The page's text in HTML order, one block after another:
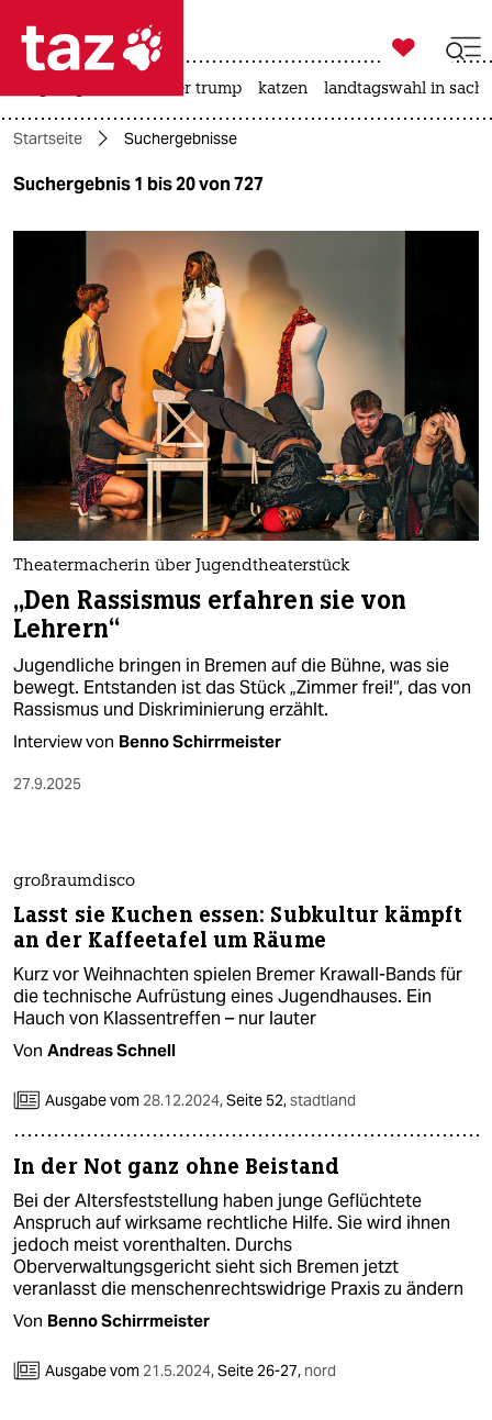
 taz zahl ich
taz zahl ich
themen
gesellschaft
kultur
berlin
nord
wahrheit
verlag
verlag
shop
abo
genossenschaft
epaper login

taz zahl ich
usa unter trump katzen landtagswahl in
Startseite Suchergebnisse
Suchergebnis 1 bis 20 von 727
Theatermacherin über Jugendtheaterstück
„Den Rassismus erfahren sie von
Lehrern“
Jugendliche bringen in Bremen auf die Bühne, was sie
bewegt. Entstanden ist das Stück „Zimmer frei!“, das von
Rassismus und Diskriminierung erzählt.
Interview von Benno Schirrmeister
27.9.2025
großraumdisco
Lasst sie Kuchen essen: Subkultur kämpft
an der Kaffeetafel um Räume
Kurz vor Weihnachten spielen Bremer Krawall-Bands für
die technische Aufrüstung eines Jugendhauses. Ein
Hauch von Klassentreffen – nur lauter
Von Andreas Schnell
Ausgabe vom 28.12.2024,Seite 52,stadtland
In der Not ganz ohne Beistand
Bei der Altersfeststellung haben junge Geflüchtete
Anspruch auf wirksame rechtliche Hilfe. Sie wird ihnen
jedoch meist vorenthalten. Durchs
Oberverwaltungsgericht sieht sich Bremen jetzt
veranlasst die menschenrechtswidrige Praxis zu ändern
Von Benno Schirrmeister
Ausgabe vom 21.5.2024,Seite 26-27, nord